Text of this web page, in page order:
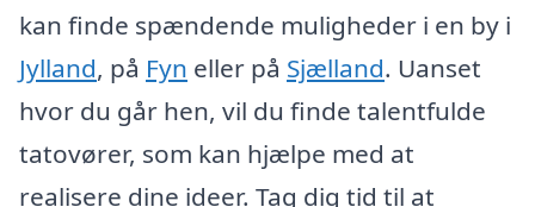
kan finde spændende muligheder i en by i
Jylland, på Fyn eller på Sjælland. Uanset
hvor du går hen, vil du finde talentfulde
tatovører, som kan hjælpe med at
realisere dine ideer. Tag dig tid til at